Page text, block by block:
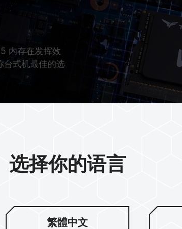
内存在发挥效
台式机最佳的选
选择你的语言
繁體中文